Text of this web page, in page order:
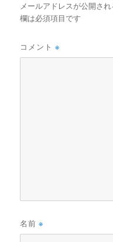
メールアドレスが公開され
欄は必須項目です
コメント※
名前※